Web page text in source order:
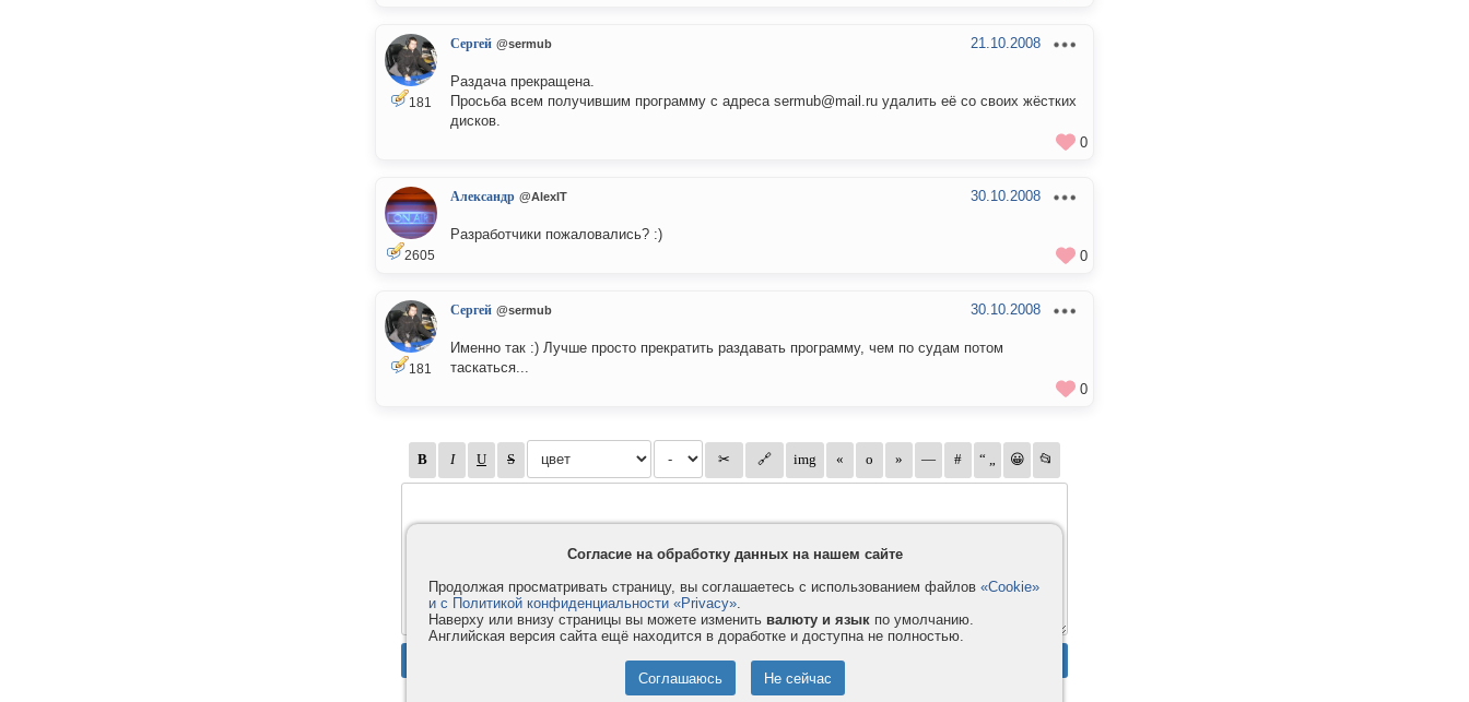
181
Сергей @sermub 21.10.2008
Раздача прекращена.
Просьба всем получившим программу с адреса sermub@mail.ru удалить её со своих жёстких
дисков.
0
2605
Александр @AlexIT 30.10.2008
Разработчики пожаловались? :)
0
181
Сергей @sermub 30.10.2008
Именно так :) Лучше просто прекратить раздавать программу, чем по судам потом
таскаться...
0
Согласие на обработку данных на нашем сайте
Продолжая просматривать страницу, вы соглашаетесь с использованием файлов «Cookie»
и с Политикой конфиденциальности «Privacy».
Наверху или внизу страницы вы можете изменить валюту и язык по умолчанию.
Английская версия сайта ещё находится в доработке и доступна не полностью.